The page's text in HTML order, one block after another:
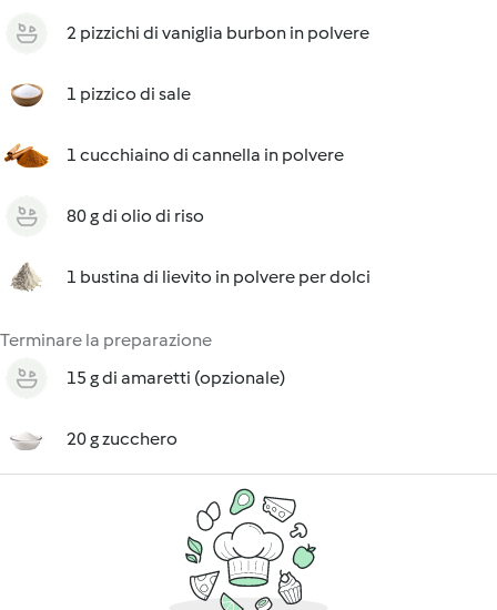
2 pizzichi di vaniglia burbon in polvere
1 pizzico di sale
1 cucchiaino di cannella in polvere
80 g di olio di riso
1 bustina di lievito in polvere per dolci
Terminare la preparazione
15 g di amaretti (opzionale)
20 g zucchero